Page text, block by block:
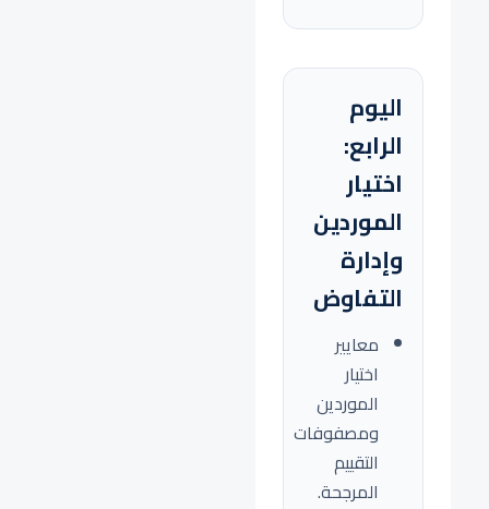
اليوم
الرابع:
اختيار
الموردين
وإدارة
التفاوض
معايير
اختيار
الموردين
ومصفوفات
التقييم
المرجحة.